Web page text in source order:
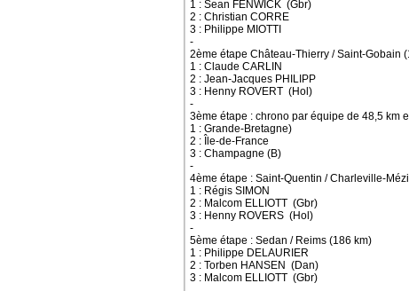
1 : Sean FENWICK (Gbr)
2 : Christian CORRE
3 : Philippe MIOTTI
-
2ème étape Château-Thierry / Saint-Gobain
1 : Claude CARLIN
2 : Jean-Jacques PHILIPP
3 : Henny ROVERT (Hol)
-
3ème étape : chrono par équipe de 48,5 km
1 : Grande-Bretagne)
2 : Île-de-France
3 : Champagne (B)
-
4ème étape : Saint-Quentin / Charleville-
1 : Régis SIMON
2 : Malcom ELLIOTT (Gbr)
3 : Henny ROVERS (Hol)
-
5ème étape : Sedan / Reims (186 km)
1 : Philippe DELAURIER
2 : Torben HANSEN (Dan)
3 : Malcom ELLIOTT (Gbr)